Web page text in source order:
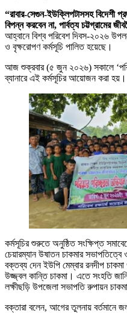
“রাবার-সেগুন-ইউক্লিপটাসসহ বিদেশী
বিপন্ন করবেন না, পার্বত্য চট্টগ্রামের
আহ্বানে বিশ্ব পরিবেশ দিবস-২০২৬
ও বৃক্ষরোপণ কর্মসূচি পালিত হয়েছে।
আজ শুক্রবার (৫ জুন ২০২৬) সকালে
ব্যানারে এই কর্মসূচির আয়োজন করা হয়।
কর্মসূচির শুরুতে অনুষ্ঠিত সংক্ষিপ্ত
চেয়ারম্যান উষাতন চাকমার সভাপতিত্বে
বক্তব্য দেন ইউপি মেম্বার রনদীপ চাকমা
উজ্জ্বল কান্তি চাকমা। এতে সংহতি
লক্ষীছড়ি উপজেলা সভাপতি রুপায়ন
বক্তারা বলেন, আগের তুলনায় বর্তমানে